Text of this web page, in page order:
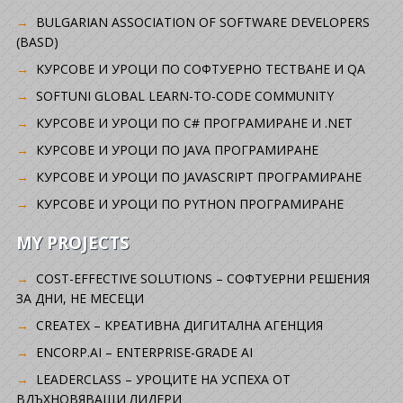
BULGARIAN ASSOCIATION OF SOFTWARE DEVELOPERS
(BASD)
KУРСОВЕ И УРОЦИ ПО СОФТУЕРНО ТЕСТВАНЕ И QA
SOFTUNI GLOBAL LEARN-TO-CODE COMMUNITY
КУРСОВЕ И УРОЦИ ПО C# ПРОГРАМИРАНЕ И .NET
КУРСОВЕ И УРОЦИ ПО JAVA ПРОГРАМИРАНЕ
КУРСОВЕ И УРОЦИ ПО JAVASCRIPT ПРОГРАМИРАНЕ
КУРСОВЕ И УРОЦИ ПО PYTHON ПРОГРАМИРАНЕ
MY PROJECTS
COST-EFFECTIVE SOLUTIONS – СОФТУЕРНИ РЕШЕНИЯ
ЗА ДНИ, НЕ МЕСЕЦИ
CREATEX – КРЕАТИВНА ДИГИТАЛНА АГЕНЦИЯ
ENCORP.AI – ENTERPRISE-GRADE AI
LEADERCLASS – УРОЦИТЕ НА УСПЕХА ОТ
ВДЪХНОВЯВАЩИ ЛИДЕРИ